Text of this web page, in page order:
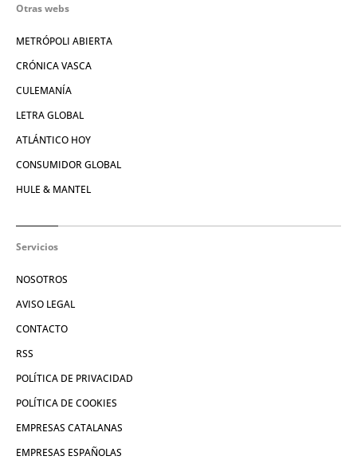
Otras webs
METRÓPOLI ABIERTA
CRÓNICA VASCA
CULEMANÍA
LETRA GLOBAL
ATLÁNTICO HOY
CONSUMIDOR GLOBAL
HULE & MANTEL
Servicios
NOSOTROS
AVISO LEGAL
CONTACTO
RSS
POLÍTICA DE PRIVACIDAD
POLÍTICA DE COOKIES
EMPRESAS CATALANAS
EMPRESAS ESPAÑOLAS